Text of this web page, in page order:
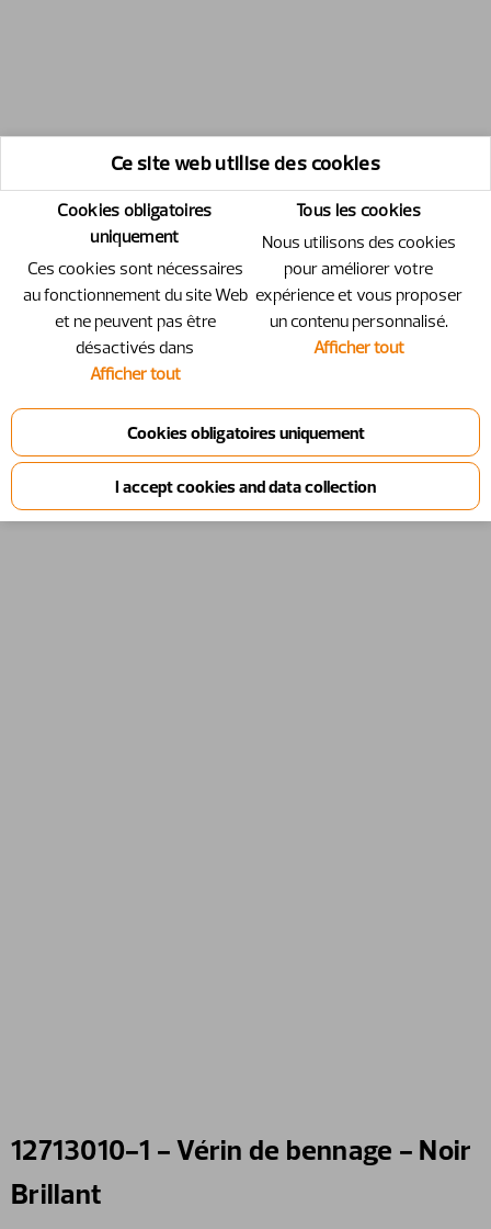
12713010-1 - Vérin de bennage - Noir
Brillant
Ce site web utilise des cookies
Cookies obligatoires
uniquement
Ces cookies sont nécessaires
au fonctionnement du site Web
et ne peuvent pas être
désactivés dans
Afficher tout
Tous les cookies
Nous utilisons des cookies
pour améliorer votre
expérience et vous proposer
un contenu personnalisé.
Afficher tout